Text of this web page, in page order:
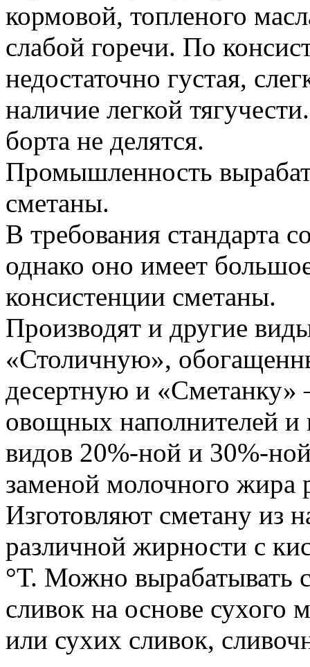
кормовой, топленого
слабой горечи. По
недостаточно густая,
наличие легкой
борта не делятся.
Промышленность
сметаны.
В требования стандарта
однако оно имеет
консистенции сметаны.
Производят и другие
«Столичную»,
десертную и
овощных наполнителей и
видов 20%-ной и 30%-
заменой молочного жира
Изготовляют сметану из
различной жирности с
°Т. Можно вырабатывать
сливок на основе сухого
или сухих сливок,